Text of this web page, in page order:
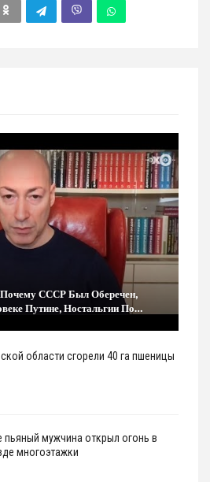
СССР Был Оберечен,
Путине, Ностальгии По…
области сгорели 40 га пшеницы
пьяный мужчина открыл огонь в
многоэтажки